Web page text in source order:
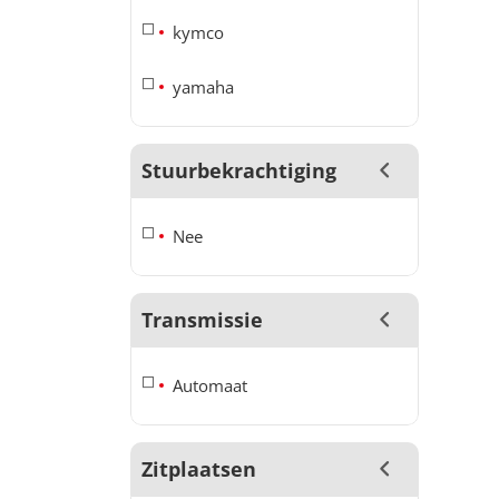
kymco
yamaha
Stuurbekrachtiging
Nee
Transmissie
Automaat
Zitplaatsen